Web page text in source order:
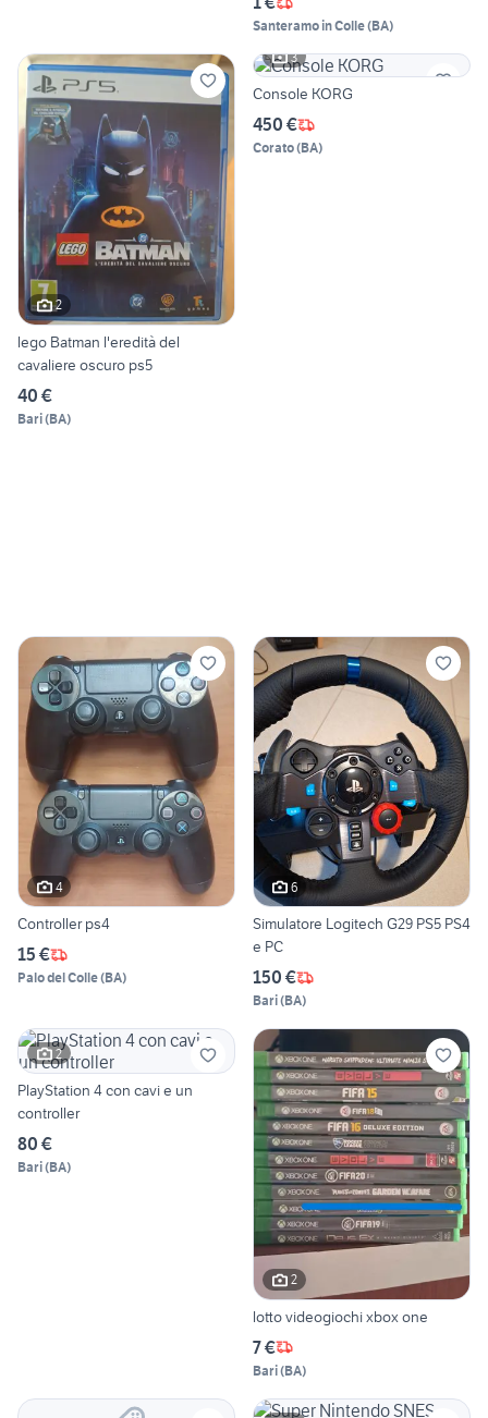
Santeramo in Colle(BA)
2
lego Batman l'eredità del
cavaliere oscuro ps5
40 €
Bari(BA)
3
Console KORG
450 €
Corato(BA)
4
Controller ps4
15 €
Palo del Colle(BA)
6
Simulatore Logitech G29 PS5 PS4
e PC
150 €
Bari(BA)
2
PlayStation 4 con cavi e un
controller
80 €
Bari(BA)
2
lotto videogiochi xbox one
7 €
Bari(BA)